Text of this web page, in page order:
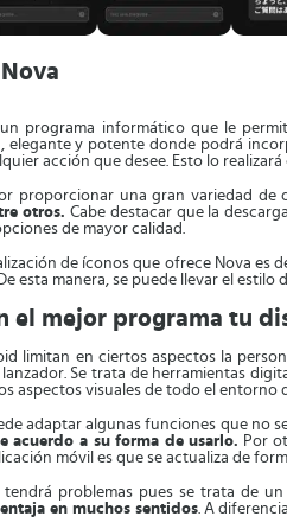
un programa informático que le
elegante y potente donde podrá
acción que desee. Esto lo
proporcionar una gran variedad
otros. Cabe destacar que la
de mayor calidad.
de íconos que ofrece Nova es
De esta manera, se puede llevar el
el mejor programa tu
limitan en ciertos aspectos la
Se trata de herramientas
aspectos visuales de todo el entorno
adaptar algunas funciones que no
acuerdo a su forma de usarlo. Por
móvil es que se actualiza de
problemas pues se trata de
en muchos sentidos. A